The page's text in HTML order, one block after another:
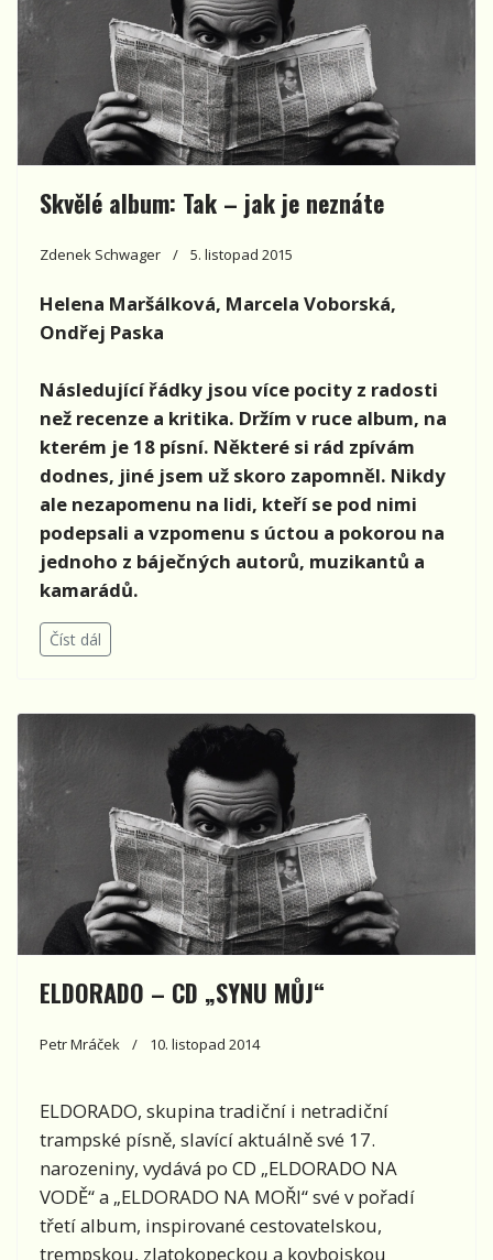
Skvělé album: Tak – jak je neznáte
Zdenek Schwager 5. listopad 2015
Helena Maršálková, Marcela Voborská,
Ondřej Paska
Následující řádky jsou více pocity z radosti
než recenze a kritika. Držím v ruce album, na
kterém je 18 písní. Některé si rád zpívám
dodnes, jiné jsem už skoro zapomněl. Nikdy
ale nezapomenu na lidi, kteří se pod nimi
podepsali a vzpomenu s úctou a pokorou na
jednoho z báječných autorů, muzikantů a
kamarádů.
Číst dál
ELDORADO – CD „SYNU MŮJ“
Petr Mráček 10. listopad 2014
ELDORADO, skupina tradiční i netradiční
trampské písně, slavící aktuálně své 17.
narozeniny, vydává po CD „ELDORADO NA
VODĚ“ a „ELDORADO NA MOŘI“ své v pořadí
třetí album, inspirované cestovatelskou,
trempskou, zlatokopeckou a kovbojskou